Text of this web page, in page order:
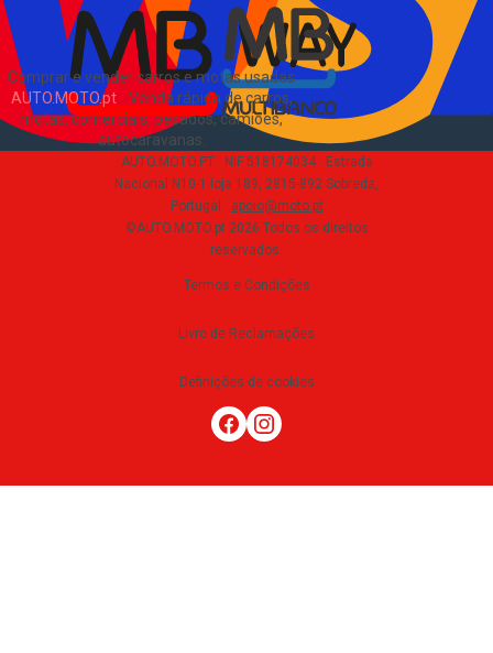
Comprar e vender carros e motas usadas
AUTO.MOTO.pt- Venda rápida de carros,
motas, comerciais, pesados, camiões,
autocaravanas
AUTO.MOTO.PT · NIF 518174034 · Estrada
Nacional N10-1 loja 189, 2815-892 Sobreda,
Portugal · apoio@moto.pt
©AUTO.MOTO.pt 2026 Todos os direitos
reservados.
Termos e Condições
Livro de Reclamações
Definições de cookies